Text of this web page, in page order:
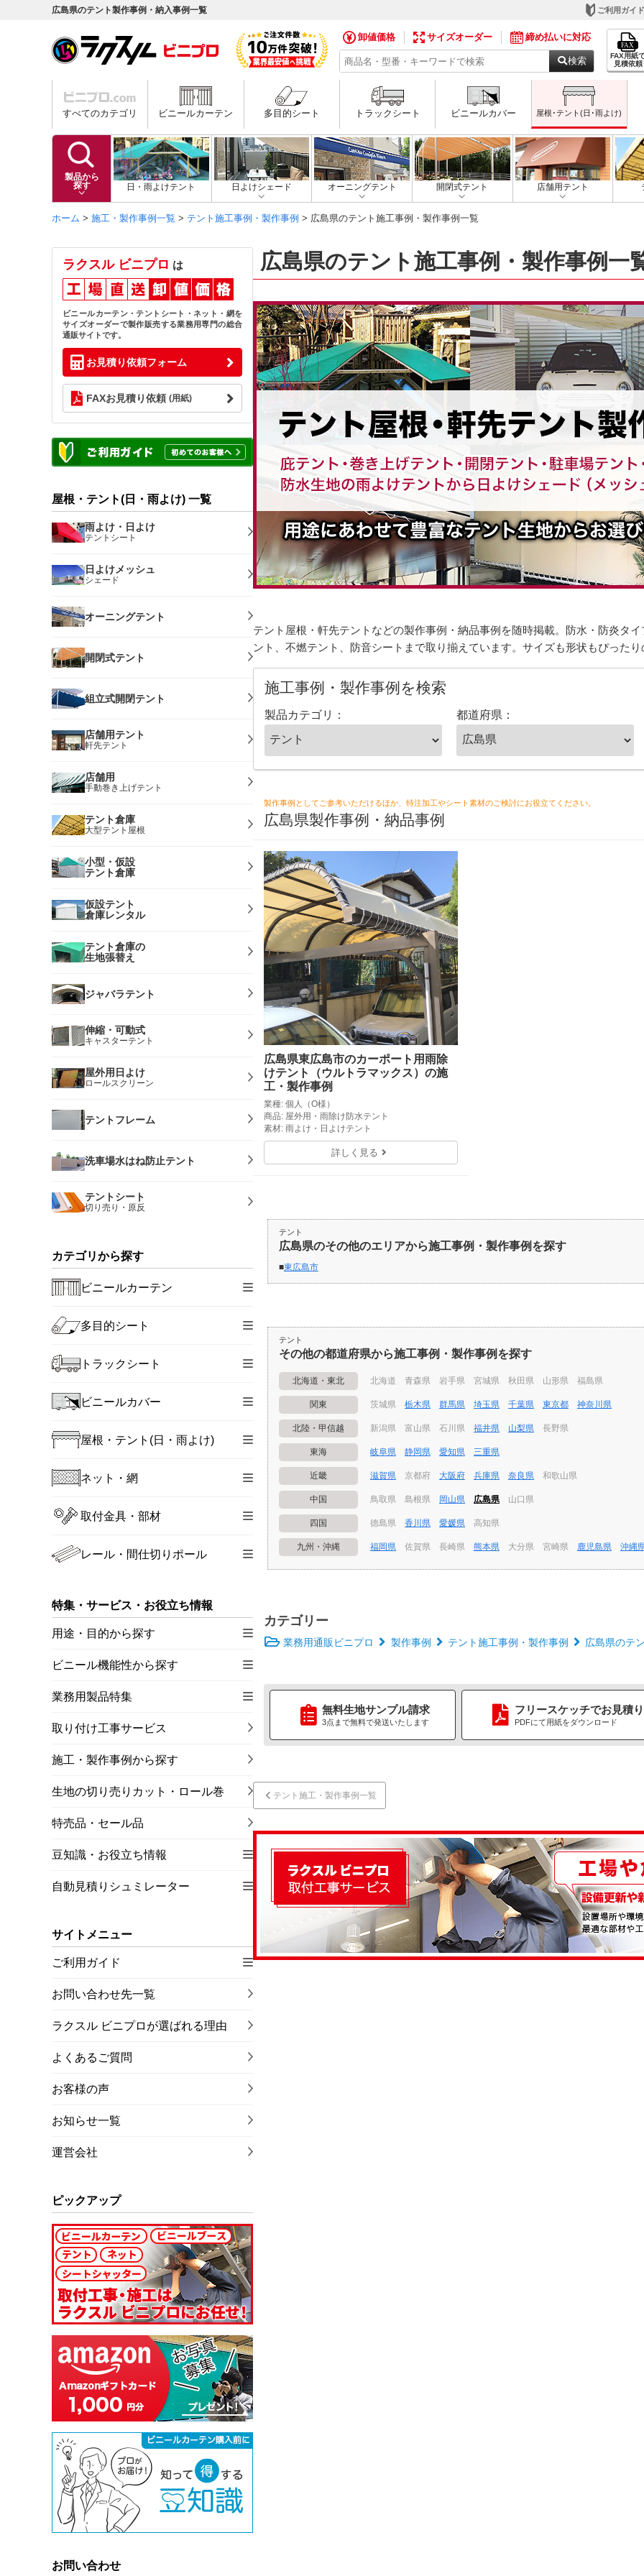
広島県のテント製作事例・納入事例一覧 ご利用ガイ
卸値価格 サイズオーダー 締め払いに対応
検索
FAX用紙
見積依頼
すべてのカテゴリ ビニールカーテン 多目的シート トラックシート ビニールカバー 屋根･テント(日･雨よけ)
製品から
探す
日・雨よけテント 日よけシェード オーニングテント 開閉式テント 店舗用テント
ホーム > 施工・製作事例一覧 > テント施工事例・製作事例 > 広島県のテント施工事例・製作事例一覧
広島県のテント施工事例・製作事例一
テント屋根・軒先テントなどの製作事例・納品事例を随時掲載。防水・防炎タ
ント、不燃テント、防音シートまで取り揃えています。サイズも形状もぴった
施工事例・製作事例を検索
製品カテゴリ： 都道府県：
製作事例としてご参考いただけるほか、特注加工やシート素材のご検討にお役立てください。
広島県製作事例・納品事例
広島県東広島市のカーポート用雨除
けテント（ウルトラマックス）の施
工・製作事例
業種: 個人（O様）
商品: 屋外用・雨除け防水テント
素材: 雨よけ・日よけテント
詳しく見る
テント
広島県のその他のエリアから施工事例・製作事例を探す
東広島市
テント
その他の都道府県から施工事例・製作事例を探す
北海道・東北 北海道 青森県 岩手県 宮城県 秋田県 山形県 福島県
関東 茨城県 栃木県 群馬県 埼玉県 千葉県 東京都 神奈川県
北陸・甲信越 新潟県 富山県 石川県 福井県 山梨県 長野県
東海 岐阜県 静岡県 愛知県 三重県
近畿 滋賀県 京都府 大阪府 兵庫県 奈良県 和歌山県
中国 鳥取県 島根県 岡山県 広島県 山口県
四国 徳島県 香川県 愛媛県 高知県
九州・沖縄 福岡県 佐賀県 長崎県 熊本県 大分県 宮崎県 鹿児島県 沖縄
カテゴリー
業務用通販ビニプロ 製作事例 テント施工事例・製作事例 広島県のテ
無料生地サンプル請求
3点まで無料で発送いたします
フリースケッチでお見積
PDFにて用紙をダウンロード
テント施工・製作事例一覧
ラクスル ビニプロ は
ビニールカーテン・テントシート・ネット・網を
サイズオーダーで製作販売する業務用専門の総合
通販サイトです。
お見積り依頼フォーム
FAXお見積り依頼 (用紙)
屋根・テント(日・雨よけ) 一覧
雨よけ・日よけ
テントシート
日よけメッシュ
シェード
オーニングテント
開閉式テント
組立式開閉テント
店舗用テント
軒先テント
店舗用
手動巻き上げテント
テント倉庫
大型テント屋根
小型・仮設
テント倉庫
仮設テント
倉庫レンタル
テント倉庫の
生地張替え
ジャバラテント
伸縮・可動式
キャスターテント
屋外用日よけ
ロールスクリーン
テントフレーム
洗車場水はね防止テント
テントシート
切り売り・原反
カテゴリから探す
ビニールカーテン
多目的シート
トラックシート
ビニールカバー
屋根・テント(日・雨よけ)
ネット・網
取付金具・部材
レール・間仕切りポール
特集・サービス・お役立ち情報
用途・目的から探す
ビニール機能性から探す
業務用製品特集
取り付け工事サービス
施工・製作事例から探す
生地の切り売りカット・ロール巻
特売品・セール品
豆知識・お役立ち情報
自動見積りシュミレーター
サイトメニュー
ご利用ガイド
お問い合わせ先一覧
ラクスル ビニプロが選ばれる理由
よくあるご質問
お客様の声
お知らせ一覧
運営会社
ピックアップ
お問い合わせ